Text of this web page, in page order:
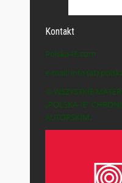
Kontakt
Polska-IE.com
e-mail: info (at)
© WSZYSTKIE
„POLSKA-IE”
AUTORSKIM.